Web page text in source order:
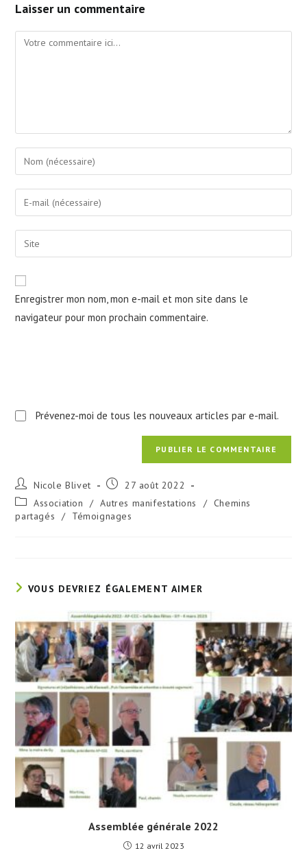
Laisser un commentaire
Comment
Enter
your
name
comment
Enter
your
email
address
Saisir
l’URL
votre
site
(facultatif)
Enregistrer mon nom, mon e-mail et mon site dans le
navigateur pour mon prochain commentaire.
Prévenez-moi de tous les nouveaux articles par e-mail.
Auteur/autrice
de
la
publication :
Nicole Blivet
Publication
27 août 2022
Post
category:
Association / Autres manifestations / Chemins
partagés
/ Témoignages
VOUS DEVRIEZ ÉGALEMENT AIMER
Assemblée générale 2022
12 avril 2023